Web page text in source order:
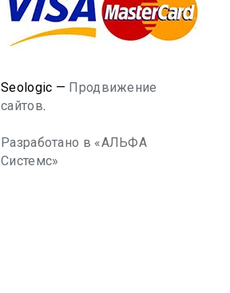
Seologic — Продвижение
сайтов.
Разработано в «АЛЬФА
Системс»